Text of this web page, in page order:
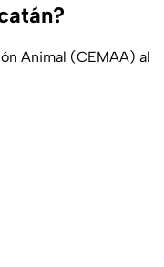
Animal (CEMAA) al